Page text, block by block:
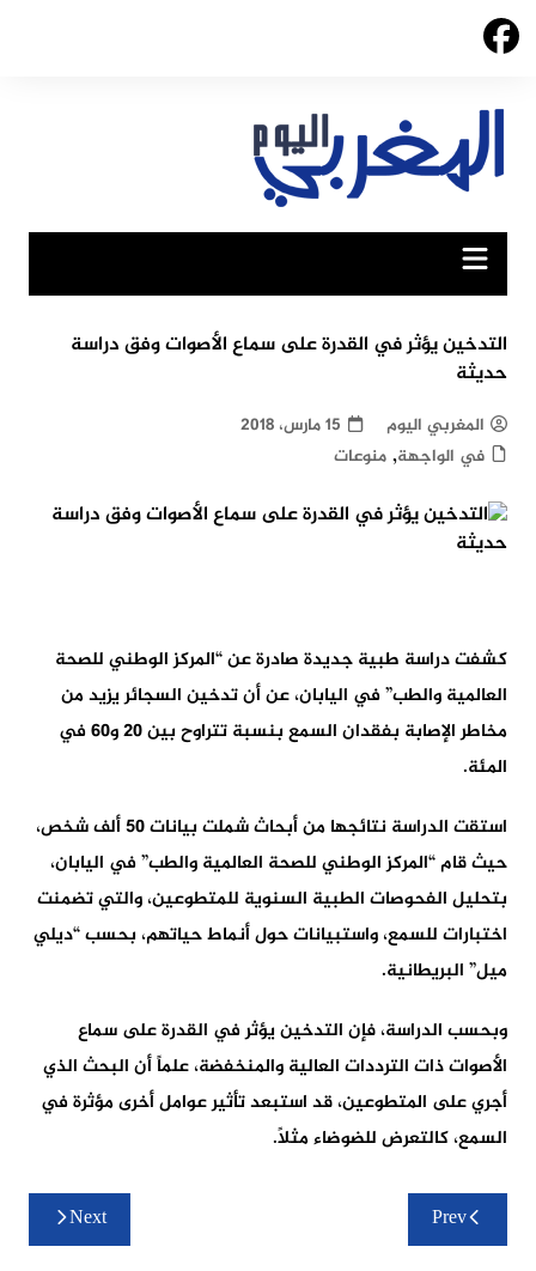
Skip
التدخين يؤثر في القدرة على سماع الأصوات وفق دراسة
حديثة
المغربي اليوم
15 مارس، 2018
في الواجهة, منوعات
كشفت دراسة طبية جديدة صادرة عن “المركز الوطني للصحة
العالمية والطب” في اليابان، عن أن تدخين السجائر يزيد من
مخاطر الإصابة بفقدان السمع بنسبة تتراوح بين 20 و60 في
المئة.
استقت الدراسة نتائجها من أبحاث شملت بيانات 50 ألف شخص،
حيث قام “المركز الوطني للصحة العالمية والطب” في اليابان،
بتحليل الفحوصات الطبية السنوية للمتطوعين، والتي تضمنت
اختبارات للسمع، واستبيانات حول أنماط حياتهم، بحسب “ديلي
ميل” البريطانية.
وبحسب الدراسة، فإن التدخين يؤثر في القدرة على سماع
الأصوات ذات الترددات العالية والمنخفضة، علماً أن البحث الذي
أجري على المتطوعين، قد استبعد تأثير عوامل أخرى مؤثرة في
السمع، كالتعرض للضوضاء مثلاً.
تصفّح
المقالاتPrev
Next